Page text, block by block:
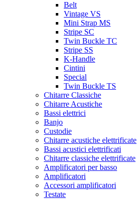
Belt
Vintage VS
Mini Strap MS
Stripe SC
Twin Buckle TC
Stripe SS
K-Handle
Cintini
Special
Twin Buckle TS
Chitarre Classiche
Chitarre Acustiche
Bassi elettrici
Banjo
Custodie
Chitarre acustiche elettrificate
Bassi acustici elettrificati
Chitarre classiche elettrificate
Amplificatori per basso
Amplificatori
Accessori amplificatori
Testate